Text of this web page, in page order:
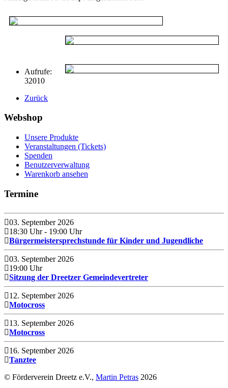
Aufrufe:
32010
Zurück
Webshop
Unsere Produkte
Veranstaltungen (Tickets)
Spenden
Benutzerverwaltung
Warenkorb ansehen
Termine
03. September 2026
18:30 Uhr - 19:00 Uhr
Bürgermeistersprechstunde für Kinder und Jugendliche
03. September 2026
19:00 Uhr
Sitzung der Dreetzer Gemeindevertreter
12. September 2026
Motocross
13. September 2026
Motocross
16. September 2026
Tanztee
© Förderverein Dreetz e.V., Martin Petras 2026